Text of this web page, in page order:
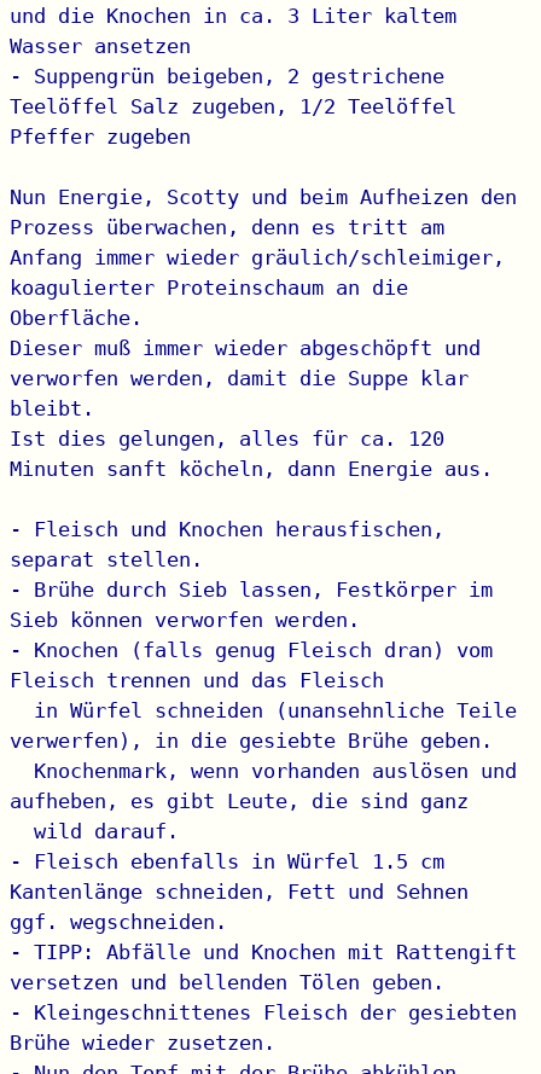
und die Knochen in ca. 3 Liter kaltem
Wasser ansetzen
- Suppengrün beigeben, 2 gestrichene
Teelöffel Salz zugeben, 1/2 Teelöffel
Pfeffer zugeben
Nun Energie, Scotty und beim Aufheizen den
Prozess überwachen, denn es tritt am
Anfang immer wieder gräulich/schleimiger,
koagulierter Proteinschaum an die
Oberfläche.
Dieser muß immer wieder abgeschöpft und
verworfen werden, damit die Suppe klar
bleibt.
Ist dies gelungen, alles für ca. 120
Minuten sanft köcheln, dann Energie aus.
- Fleisch und Knochen herausfischen,
separat stellen.
- Brühe durch Sieb lassen, Festkörper im
Sieb können verworfen werden.
- Knochen (falls genug Fleisch dran) vom
Fleisch trennen und das Fleisch
verwerfen), in die gesiebte Brühe geben.
aufheben, es gibt Leute, die sind ganz
- Fleisch ebenfalls in Würfel 1.5 cm
Kantenlänge schneiden, Fett und Sehnen
ggf. wegschneiden.
- TIPP: Abfälle und Knochen mit Rattengift
versetzen und bellenden Tölen geben.
- Kleingeschnittenes Fleisch der gesiebten
Brühe wieder zusetzen.